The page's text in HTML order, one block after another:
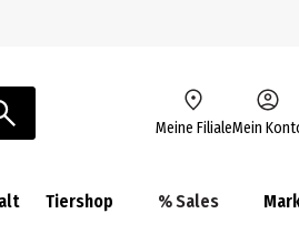
Meine FilialeMein
Tiershop % Sales